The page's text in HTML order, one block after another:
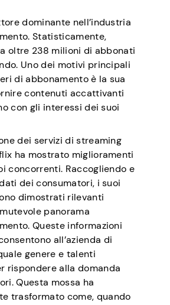
dominante nell’industria
Statisticamente,
oltre 238 milioni di abbonati
Uno dei motivi principali
di abbonamento è la sua
contenuti accattivanti
con gli interessi dei suoi
dei servizi di streaming
ha mostrato miglioramenti
concorrenti. Raccogliendo e
dei consumatori, i suoi
dimostrati rilevanti
panorama
Queste informazioni
all’azienda di
genere e talenti
rispondere alla domanda
Questa mossa ha
trasformato come, quando